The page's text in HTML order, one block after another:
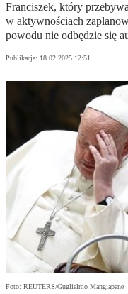
Franciszek, który
w aktywnościach
powodu nie odbędzie się
Publikacja: 18.02.2025 12:51
Foto: REUTERS/Guglielmo Mangiapane